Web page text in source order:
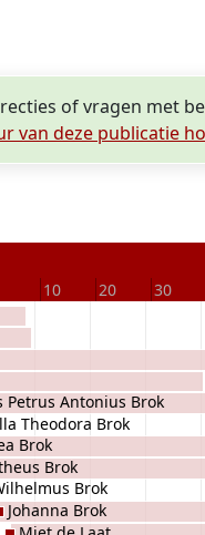
of vragen met
van deze publicatie
10 20 30
Petrus Antonius Brok
Theodora Brok
Brok
Brok
Brok
Johanna Brok